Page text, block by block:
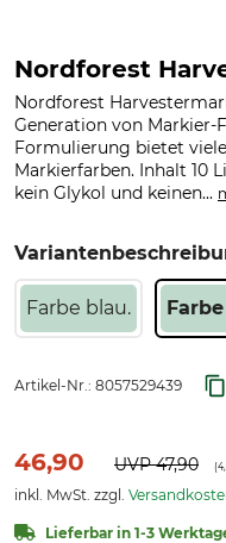
Nordforest
Nordforest
Generation von Markier-
Formulierung bietet
Markierfarben. Inhalt 10
kein Glykol und keinen...
Farbe blau.
Artikel-Nr.: 8057529439
46,90 UVP47,90 (
inkl. MwSt. zzgl.
Lieferbar in 1-3